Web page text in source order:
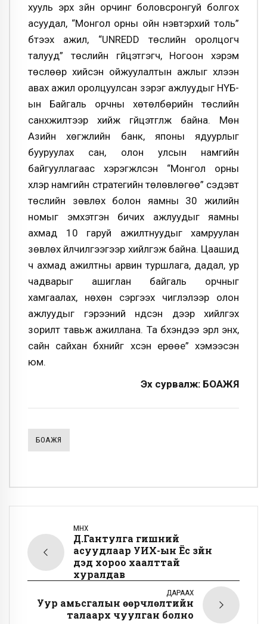
хууль эрх зүйн орчинг боловсронгуй болгох
асуудал, “Монгол орны ойн нэвтэрхий толь”
бүтээх ажил, “UNREDD төслийн оролцогч
талууд” төслийн гүйцэтгэгч, Ногоон хэрэм
төслөөр хийсэн ойжуулалтын ажлыг хүлээн
авах ажил оролцуулсан зэрэг ажлуудыг НҮБ-
ын Байгаль орчны хөтөлбөрийн төслийн
санхүүжилтээр хийж гүйцэтгүүлж байна. Мөн
Азийн хөгжлийн банк, японы ядуурлыг
бууруулах сан, олон улсын намгийн
байгууллагаас хэрэгжүүлсэн “Монгол орны
хүлэр намгийн стратегийн төлөвлөгөө” сэдэвт
төслийн зөвлөх болон яамны 30 жилийн
номыг эмхэтгэн бичих ажлуудыг яамны
ахмад 10 гаруй ажилтнуудыг хамруулан
зөвлөх үйлчилгээгээр хийлгэж байна. Цаашид
ч ахмад ажилтны арвин туршлага, дадал, ур
чадварыг ашиглан байгаль орчныг
хамгаалах, нөхөн сэргээх чиглэлээр олон
ажлуудыг гэрээний үндсэн дээр хийлгэх
зорилт тавьж ажиллана. Та бүхэндээ эрүүл энх,
сайн сайхан бүхнийг хүсэн ерөөе” хэмээсэн
юм.
Эх сурвалж: БОАЖЯ
БОАЖЯ
ӨМНӨХ
Д.Гантулга гишүүний
асуудлаар УИХ-ын Ёс зүйн
дэд хороо хаалттай
хуралдав
ДАРААХ
Уур амьсгалын өөрчлөлтийн
талаарх чуулган болно